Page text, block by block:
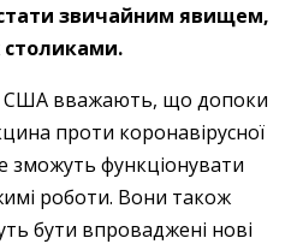
звичайним явищем,
столиками.
США вважають, що допоки
проти коронавірусної
зможуть функціонувати
роботи. Вони також
бути впроваджені нові